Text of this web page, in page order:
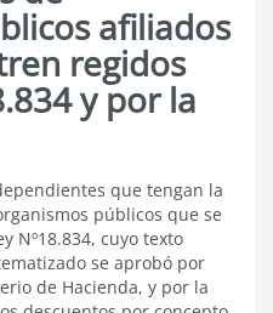
afiliados
regidos
y por la
que tengan la
públicos que se
Nº18.834, cuyo texto
se aprobó por
de Hacienda, y por la